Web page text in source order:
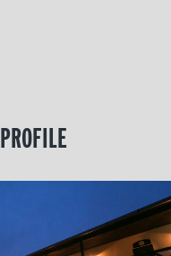
PROFILE